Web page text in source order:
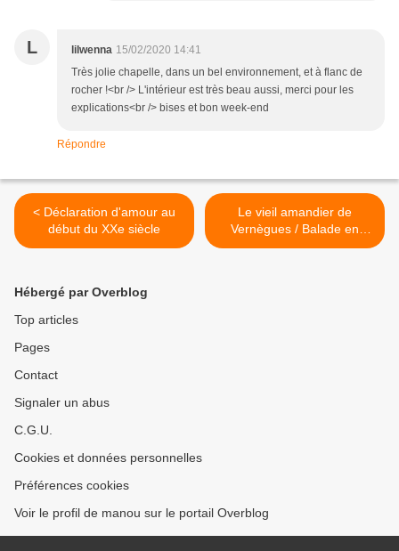
L lilwenna 15/02/2020 14:41
Très jolie chapelle, dans un bel environnement, et à flanc de
rocher !<br /> L'intérieur est très beau aussi, merci pour les
explications<br /> bises et bon week-end
Répondre
< Déclaration d'amour au
début du XXe siècle
Le vieil amandier de
Vernègues / Balade en
Provence >
Hébergé par Overblog
Top articles
Pages
Contact
Signaler un abus
C.G.U.
Cookies et données personnelles
Préférences cookies
Voir le profil de manou sur le portail Overblog